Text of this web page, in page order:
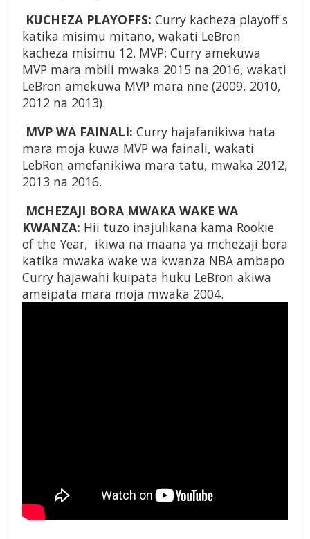
KUCHEZA PLAYOFFS: Curry kacheza playoﬀ s
katika misimu mitano, wakati LeBron
kacheza misimu 12. MVP: Curry amekuwa
MVP mara mbili mwaka 2015 na 2016, wakati
LeBron amekuwa MVP mara nne (2009, 2010,
2012 na 2013).
MVP WA FAINALI: Curry hajafanikiwa hata
mara moja kuwa MVP wa fainali, wakati
LebRon amefanikiwa mara tatu, mwaka 2012,
2013 na 2016.
MCHEZAJI BORA MWAKA WAKE WA
KWANZA: Hii tuzo inajulikana kama Rookie
of the Year, ikiwa na maana ya mchezaji bora
katika mwaka wake wa kwanza NBA ambapo
Curry hajawahi kuipata huku LeBron akiwa
ameipata mara moja mwaka 2004.